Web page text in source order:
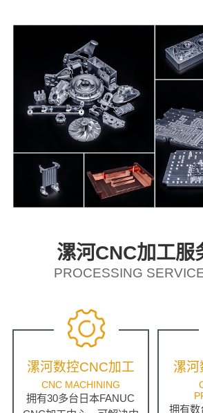
漯河CNC加工服
PROCESSING
漯河数控CNC加工
CNC MACHINING
拥有30多台日本FANUC
漯河
拥有数